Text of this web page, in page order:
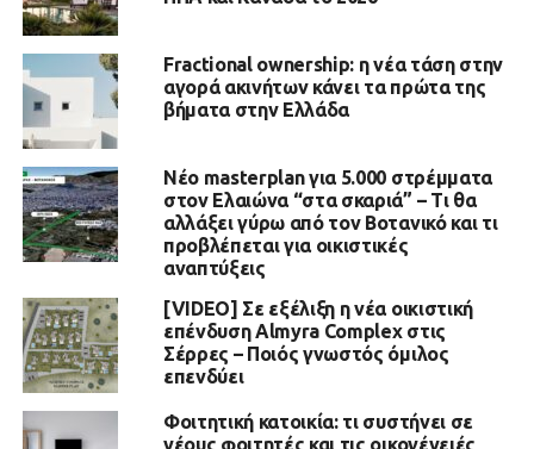
Fractional ownership: η νέα τάση στην
αγορά ακινήτων κάνει τα πρώτα της
βήματα στην Ελλάδα
Νέο masterplan για 5.000 στρέμματα
στον Ελαιώνα “στα σκαριά” – Τι θα
αλλάξει γύρω από τον Βοτανικό και τι
προβλέπεται για οικιστικές
αναπτύξεις
[VIDEO] Σε εξέλιξη η νέα οικιστική
επένδυση Almyra Complex στις
Σέρρες – Ποιός γνωστός όμιλος
επενδύει
Φοιτητική κατοικία: τι συστήνει σε
νέους φοιτητές και τις οικογένειές